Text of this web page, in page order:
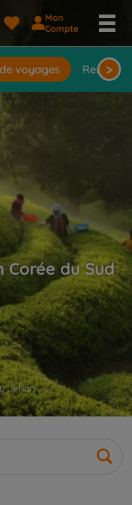
Mon
Compte
voyages >
Ji-hun
Corée du Sud